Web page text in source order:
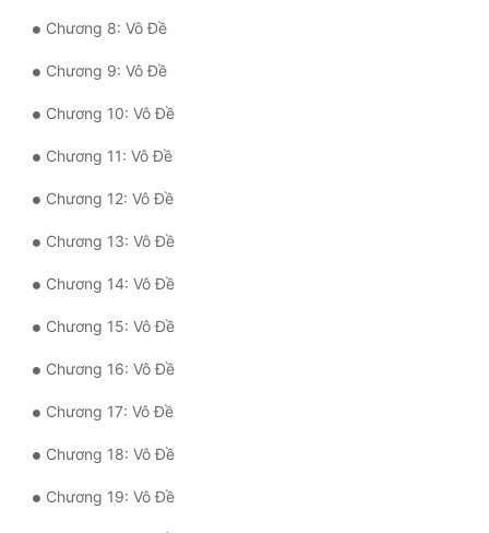
Quan Trường
Quân Sự
Sảng Văn
Sủng
Thanh Xuân
Tiên Hiệp
Chương 8: Vô Đề
Chương 9: Vô Đề
Chương 10: Vô Đề
Chương 11: Vô Đề
Chương 12: Vô Đề
Chương 13: Vô Đề
Chương 14: Vô Đề
Chương 15: Vô Đề
Chương 16: Vô Đề
Chương 17: Vô Đề
Chương 18: Vô Đề
Chương 19: Vô Đề